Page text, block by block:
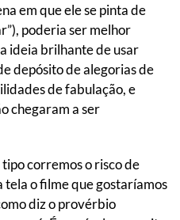
em que ele se pinta de
poderia ser melhor
ideia brilhante de usar
depósito de alegorias de
de fabulação, e
chegaram a ser
corremos o risco de
o filme que gostaríamos
diz o provérbio